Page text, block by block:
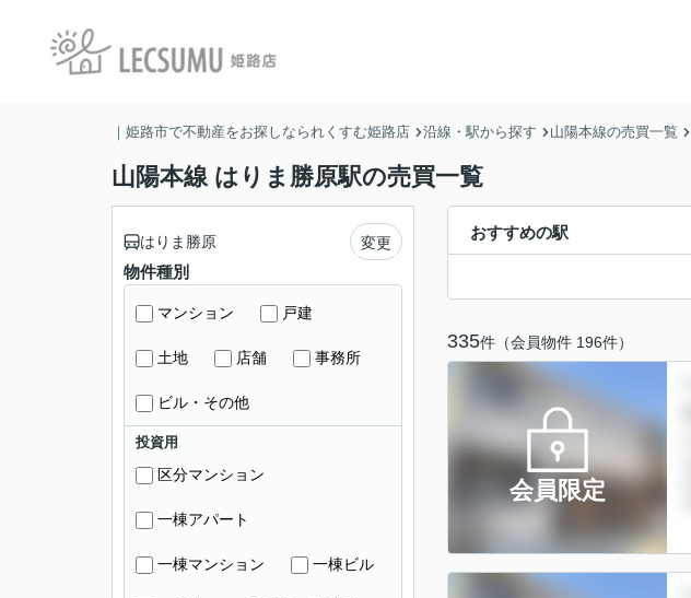
｜姫路市で不動産をお探しなられくすむ姫路店 沿線・駅から探す 山陽本線の売買一覧
山陽本線 はりま勝原駅の売買一覧
おすすめの駅
335件（会員物件 196件）
会員限定
はりま勝原 変更
物件種別
マンション 戸建
土地 店舗 事務所
ビル・その他
投資用
区分マンション
一棟アパート
一棟マンション 一棟ビル